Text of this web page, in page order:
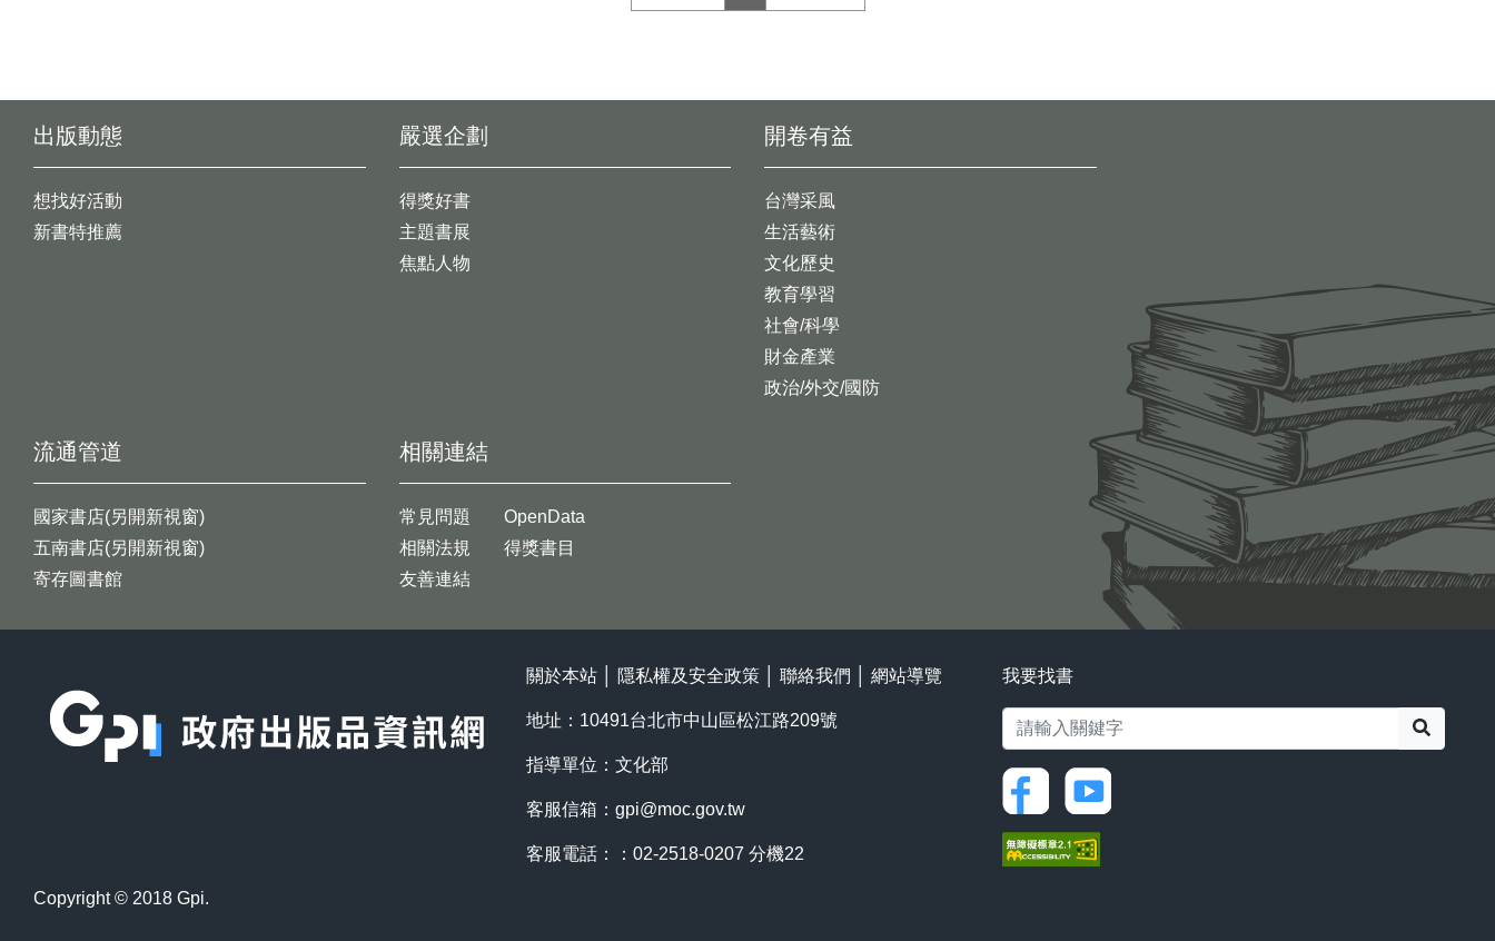
出版動態
想找好活動
新書特推薦
開卷有益
台灣采風
生活藝術
文化歷史
教育學習
社會/科學
財金產業
政治/外交/國防
嚴選企劃
得獎好書
主題書展
焦點人物
流通管道
國家書店(另開新視窗)
五南書店(另開新視窗)
寄存圖書館
相關連結
常見問題
相關法規
友善連結
OpenData
得獎書目
關於本站 隱私權及安全政策 聯絡我們 網站導覽
地址：10491台北市中山區松江路209號
指導單位：文化部
客服信箱： gpi@moc.gov.tw
客服電話：：02-2518-0207 分機22
我要找書
Copyright © 2018 Gpi.